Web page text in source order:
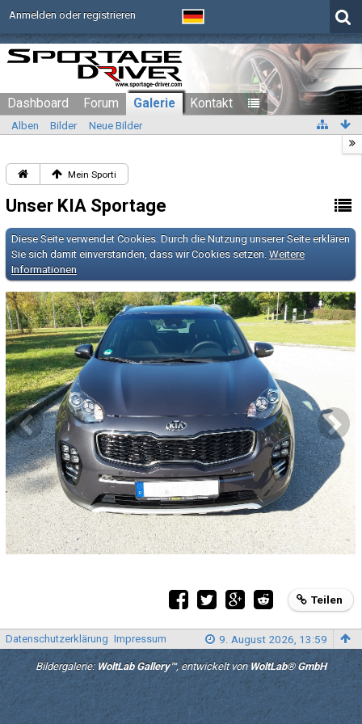
Anmelden oder registrieren
Dashboard Forum Galerie Kontakt
Alben Bilder Neue Bilder
Mein Sporti
Unser KIA Sportage
Diese Seite verwendet Cookies. Durch die Nutzung unserer Seite erklären
Sie sich damit einverstanden, dass wir Cookies setzen. Weitere
Informationen
Teilen
Datenschutzerklärung Impressum 9. August 2026, 13:59
Bildergalerie: WoltLab Gallery™, entwickelt vonWoltLab® GmbH